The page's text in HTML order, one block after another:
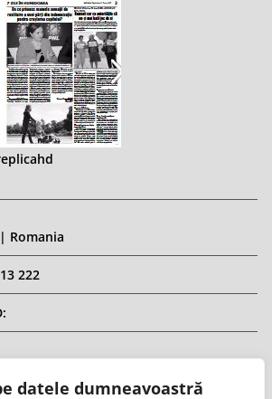
datele dumneavoastră
Romania
222